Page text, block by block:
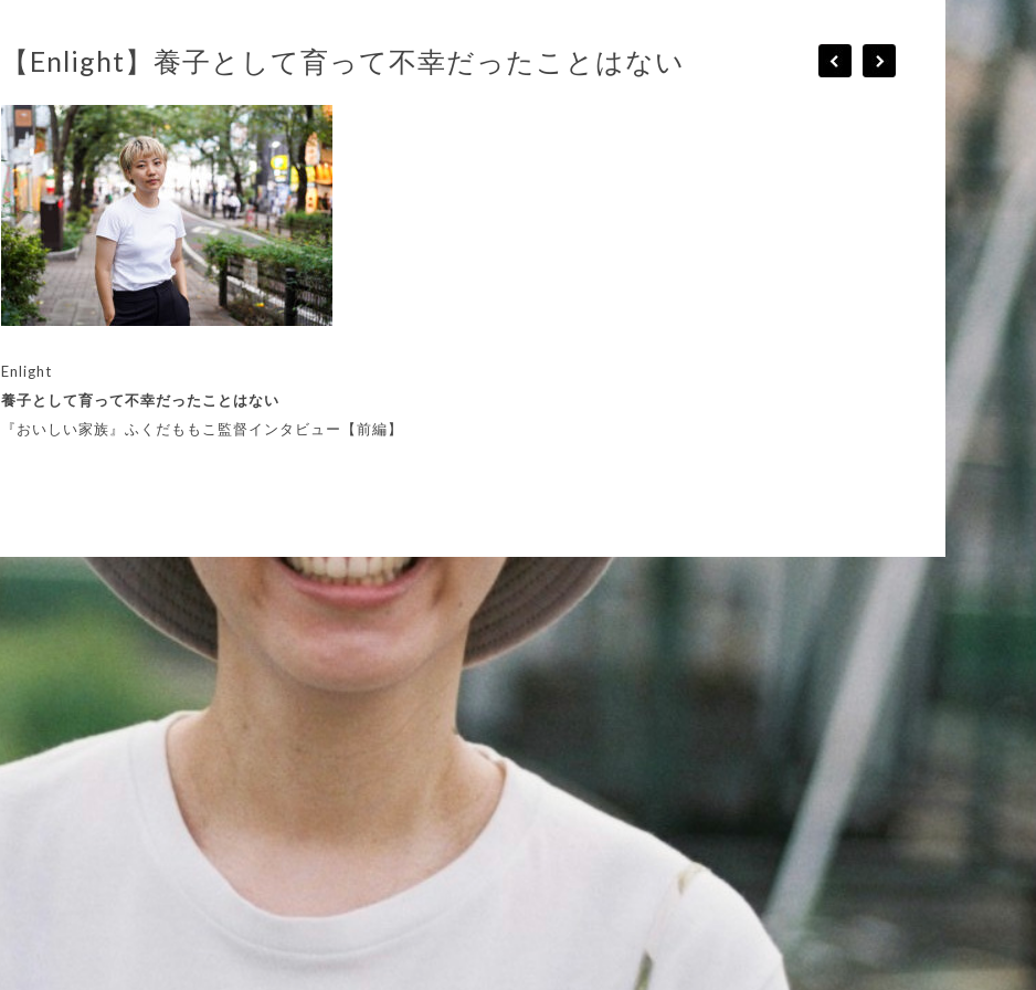
【Enlight】養子として育って不幸だったことはない
Enlight
養子として育って不幸だったことはない
『おいしい家族』ふくだももこ監督インタビュー【前編】